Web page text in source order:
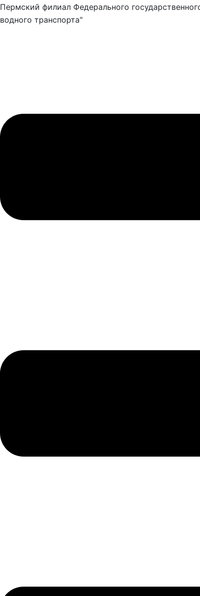
Пермский филиал Федерального
водного транспорта"